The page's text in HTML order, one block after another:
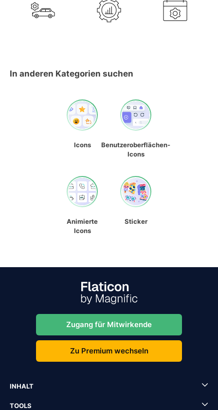
In anderen Kategorien suchen
Icons
Benutzeroberflächen-
Icons
Animierte
Icons
Sticker
Zugang für Mitwirkende
Zu Premium wechseln
INHALT
TOOLS